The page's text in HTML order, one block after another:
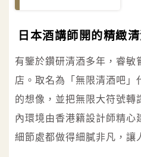
日本酒講師開的精緻
有鑒於鑽研清酒多年，睿
店。取名為「無限清酒吧」
的想像，並把無限大符號轉
內環境由香港籍設計師精心
細節處都做得細膩非凡，讓